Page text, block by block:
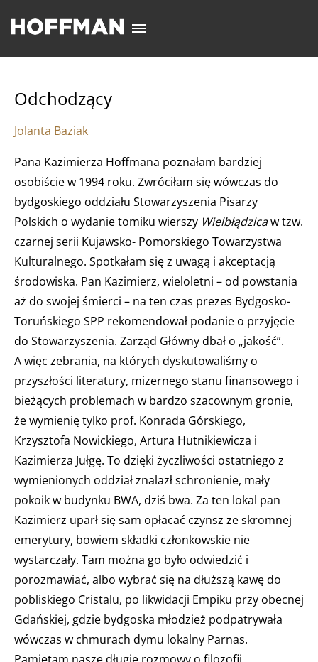
Odchodzący
Jolanta Baziak
Pana Kazimierza Hoffmana poznałam bardziej
osobiście w 1994 roku. Zwróciłam się wówczas do
bydgoskiego oddziału Stowarzyszenia Pisarzy
Polskich o wydanie tomiku wierszy Wielbłądzicaw tzw.
czarnej serii Kujawsko- Pomorskiego Towarzystwa
Kulturalnego. Spotkałam się z uwagą i akceptacją
środowiska. Pan Kazimierz, wieloletni – od powstania
aż do swojej śmierci – na ten czas prezes Bydgosko-
Toruńskiego SPP rekomendował podanie o przyjęcie
do Stowarzyszenia. Zarząd Główny dbał o „jakość”.
A więc zebrania, na których dyskutowaliśmy o
przyszłości literatury, mizernego stanu finansowego i
bieżących problemach w bardzo szacownym gronie,
że wymienię tylko prof. Konrada Górskiego,
Krzysztofa Nowickiego, Artura Hutnikiewicza i
Kazimierza Jułgę. To dzięki życzliwości ostatniego z
wymienionych oddział znalazł schronienie, mały
pokoik w budynku BWA, dziś bwa. Za ten lokal pan
Kazimierz uparł się sam opłacać czynsz ze skromnej
emerytury, bowiem składki członkowskie nie
wystarczały. Tam można go było odwiedzić i
porozmawiać, albo wybrać się na dłuższą kawę do
pobliskiego Cristalu, po likwidacji Empiku przy obecnej
Gdańskiej, gdzie bydgoska młodzież podpatrywała
wówczas w chmurach dymu lokalny Parnas.